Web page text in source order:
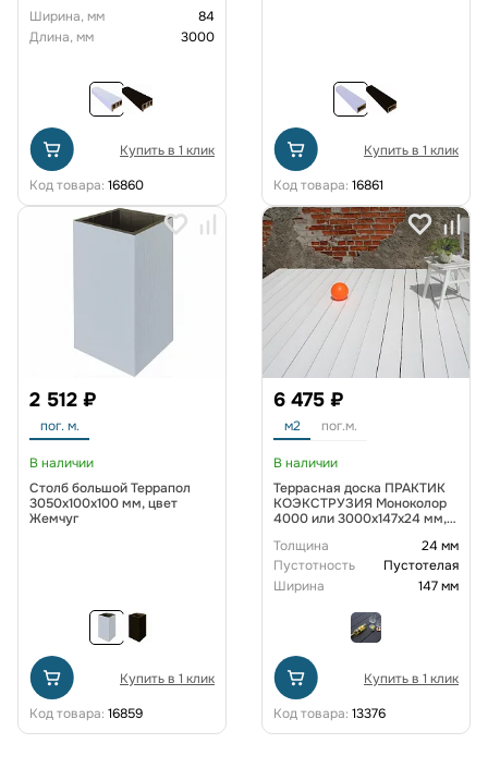
Ширина, мм
84
Длина, мм
3000
Купить в 1 клик
Код товара: 16860
Купить в 1 клик
Код товара: 16861
2 512 ₽
пог. м.
В наличии
Столб большой Террапол
3050х100х100 мм, цвет
Жемчуг
Купить в 1 клик
Код товара: 16859
6 475 ₽
м2 пог.м.
В наличии
Террасная доска ПРАКТИК
КОЭКСТРУЗИЯ Моноколор
4000 или 3000х147х24 мм,
Толщина
24 мм
Пустотность
Пустотелая
Ширина
147 мм
Купить в 1 клик
Код товара: 13376